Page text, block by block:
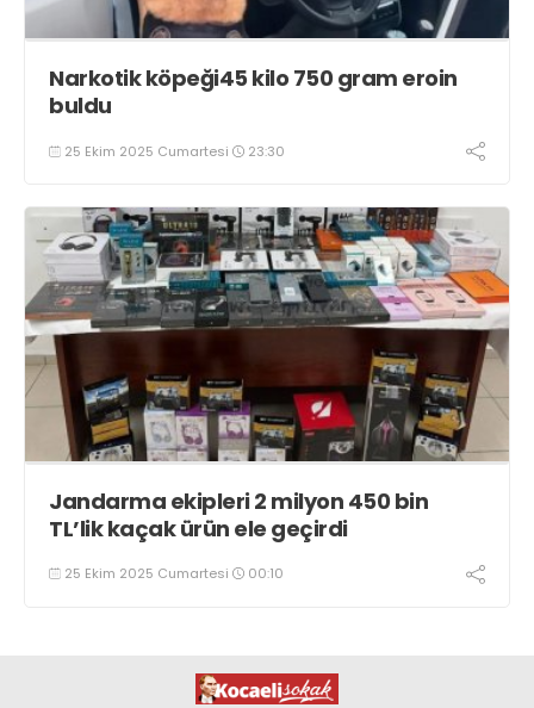
Narkotik köpeği45 kilo 750 gram eroin
buldu
25 Ekim 2025 Cumartesi 23:30
Jandarma ekipleri 2 milyon 450 bin
TL’lik kaçak ürün ele geçirdi
25 Ekim 2025 Cumartesi 00:10